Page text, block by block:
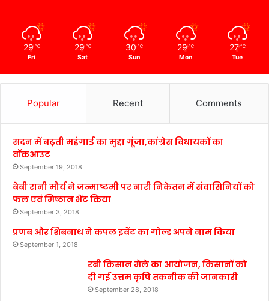
29 ℃
Fri
29 ℃
Sat
30 ℃
Sun
29 ℃
Mon
27 ℃
Tue
Popular Recent Comments
सदन में बढ़ती महंगाई का मुद्दा गूंजा,कांग्रेस विधायकों का
वॉकआउट
September 19, 2018
बेबी रानी मौर्य ने जन्माष्टमी पर नारी निकेतन में संवासिनियों को
फल एवं मिष्ठान भेंट किया
September 3, 2018
प्रणब और शिबनाथ ने कपल इवेंट का गोल्ड अपने नाम किया
September 1, 2018
रबी किसान मेले का आयोजन, किसानों को
दी गई उत्तम कृषि तकनीक की जानकारी
September 28, 2018